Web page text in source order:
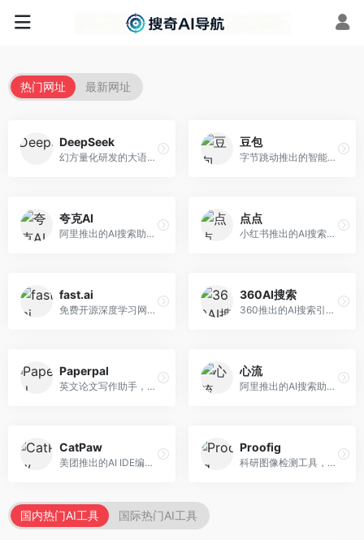
热门网址 最新网址
DeepSeek
幻方量化研发的大语言模型平台，专注于深度推理和代码生成能力。面向开发者、研究人员和技术爱好者，提供强大的逻辑推理和数学计算功能，开源生态完善，API接口友好。
豆包
字节跳动推出的智能对话助手平台，提供文本创作、知识问答、英语学习等多种AI服务。面向普通用户和内容创作者，支持多轮对话和文件解析，免费使用，响应速度快，中文理解能力强。
夸克AI
阿里推出的AI搜索助手，整合搜索与AI功能。面向年轻用户，提供智能搜索、文档处理、学习辅助等服务，与夸克生态深度整合。
点点
小红书推出的AI搜索应用，专注于生活方式内容搜索。面向小红书用户，提供生活攻略、消费决策、内容推荐等服务，生活方式内容丰富。
fast.ai
免费开源深度学习网站，专注于实用AI教学。面向开发者，提供免费深度学习课程、实战项目、代码库等资源，学习门槛低。
360AI搜索
360推出的AI搜索引擎，专注于安全智能搜索。面向普通用户，提供智能问答、网页搜索、内容整理等服务，安全防护能力强。
Paperpal
英文论文写作助手，专注于学术英语润色。面向需要发表国际期刊的研究者，提供语法检查、学术表达优化、格式规范等服务，英语表达地道专业。
心流
阿里推出的AI搜索助手，专注于智能信息获取。面向普通用户，提供智能搜索、内容整理、知识问答等服务，与阿里生态深度整合。
CatPaw
美团推出的AI IDE编程工具，专注于本地开发生态。面向开发者，提供智能代码补全、代码生成、项目管理等服务，本地开发体验好。
Proofig
科研图像检测工具，专注于学术图像完整性验证。面向科研人员，提供图像检测、重复分析、报告生成等服务，学术检测专业。
国内热门AI工具 国际热门AI工具